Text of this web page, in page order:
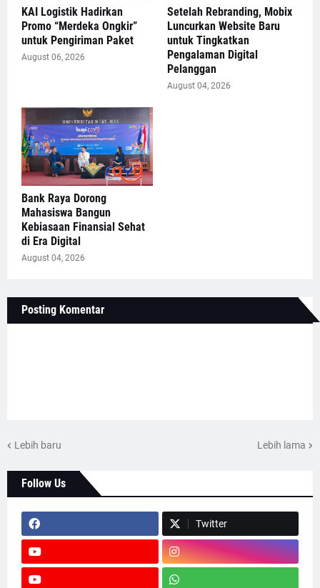
KAI Logistik Hadirkan
Promo “Merdeka Ongkir”
untuk Pengiriman Paket
August 06, 2026
Setelah Rebranding, Mobix
Luncurkan Website Baru
untuk Tingkatkan
Pengalaman Digital
Pelanggan
August 04, 2026
Bank Raya Dorong
Mahasiswa Bangun
Kebiasaan Finansial Sehat
di Era Digital
August 04, 2026
Posting Komentar
Lebih baru Lebih lama
Follow Us
Twitter